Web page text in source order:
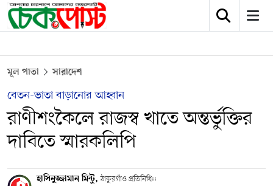
মূল পাতা সারাদেশ
বেতন-ভাতা বাড়ানোর আহ্বান
রাণীশংকৈলে রাজস্ব খাতে অন্তর্ভুক্তির
দাবিতে স্মারকলিপি
হাসিনুজ্জামান মিন্টু,ঠাকুরগাঁও প্রতিনিধি::